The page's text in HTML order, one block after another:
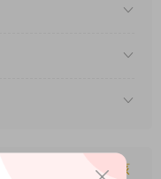
勿批量搬运，一经核